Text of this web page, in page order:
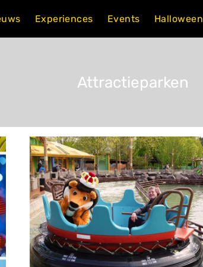
Experiences Events Halloween
Attractieparken